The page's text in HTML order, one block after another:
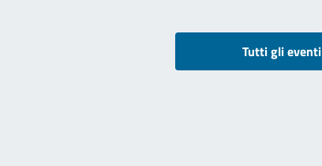
Tutti gli eventi